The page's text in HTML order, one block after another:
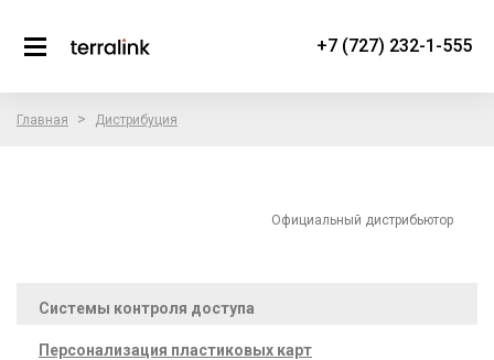
+7 (727) 232-1-555
Главная > Дистрибуция
Официальный дистрибьютор
Системы контроля доступа
Персонализация пластиковых карт